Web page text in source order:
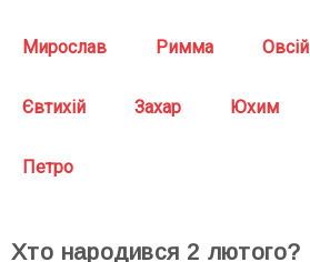
Мирослав Римма Овсій
Євтихій Захар Юхим
Петро
Хто народився 2 лютого?